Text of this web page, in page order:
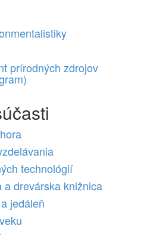
prírodných zdrojov
technológií
drevárska knižnica
jedáleň